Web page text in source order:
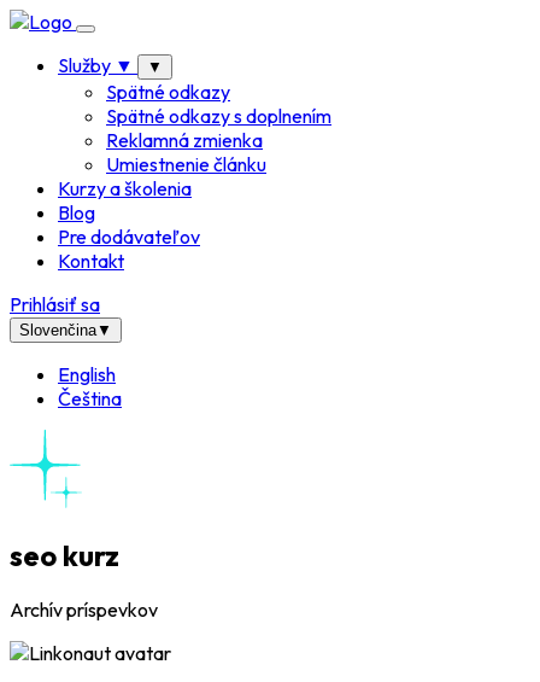
Služby ▼ ▼
Spätné odkazy
Spätné odkazy s doplnením
Reklamná zmienka
Umiestnenie článku
Kurzy a školenia
Blog
Pre dodávateľov
Kontakt
Prihlásiť sa
Slovenčina▼
English
Čeština
seo kurz
Archív príspevkov